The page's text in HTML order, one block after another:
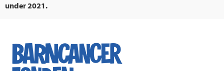
under 2021.